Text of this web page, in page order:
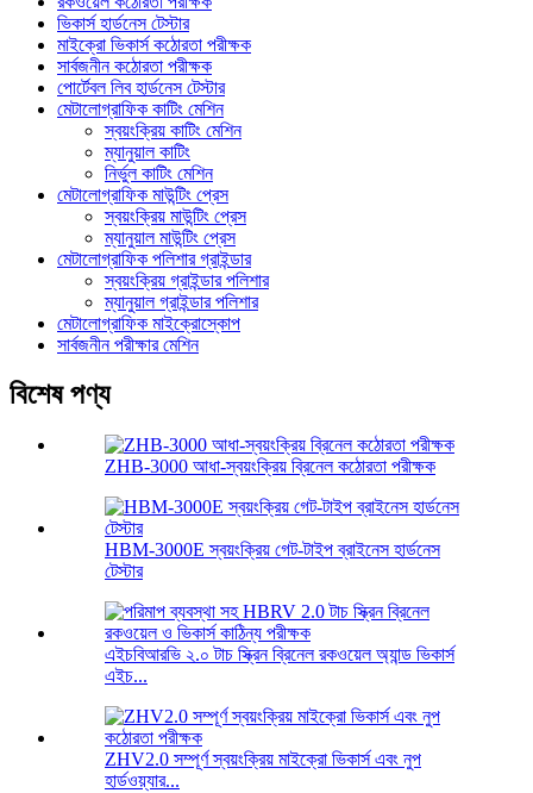
ভিকার্স হার্ডনেস টেস্টার
মাইক্রো ভিকার্স কঠোরতা পরীক্ষক
সার্বজনীন কঠোরতা পরীক্ষক
পোর্টেবল লিব হার্ডনেস টেস্টার
মেটালোগ্রাফিক কাটিং মেশিন
স্বয়ংক্রিয় কাটিং মেশিন
ম্যানুয়াল কাটিং
নির্ভুল কাটিং মেশিন
মেটালোগ্রাফিক মাউন্টিং প্রেস
স্বয়ংক্রিয় মাউন্টিং প্রেস
ম্যানুয়াল মাউন্টিং প্রেস
মেটালোগ্রাফিক পলিশার গ্রাইন্ডার
স্বয়ংক্রিয় গ্রাইন্ডার পলিশার
ম্যানুয়াল গ্রাইন্ডার পলিশার
মেটালোগ্রাফিক মাইক্রোস্কোপ
সার্বজনীন পরীক্ষার মেশিন
বিশেষ পণ্য
ZHB-3000 আধা-স্বয়ংক্রিয় ব্রিনেল কঠোরতা পরীক্ষক
HBM-3000E স্বয়ংক্রিয় গেট-টাইপ ব্রাইনেস হার্ডনেস
টেস্টার
এইচবিআরভি ২.০ টাচ স্ক্রিন ব্রিনেল রকওয়েল অ্যান্ড ভিকার্স
এইচ...
ZHV2.0 সম্পূর্ণ স্বয়ংক্রিয় মাইক্রো ভিকার্স এবং নুপ
হার্ডওয়্যার...